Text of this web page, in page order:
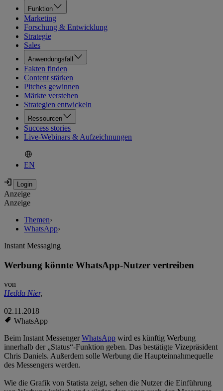
Funktion
Marketing
Forschung & Entwicklung
Strategie
Sales
Anwendungsfall
Fakten finden
Content stärken
Pitches gewinnen
Märkte verstehen
Strategien entwickeln
Ressourcen
Success stories
Live-Webinars & Aufzeichnungen
EN
Anzeige
Anzeige
Themen›
WhatsApp›
Instant Messaging
Werbung könnte WhatsApp-Nutzer vertreiben
von
Hedda Nier,
02.11.2018
WhatsApp
Beim Instant MessengerWhatsApp wird es künftig Werbung
innerhalb der „Status“-Funktion geben. Das bestätigte Vizepräsident
Chris Daniels. Außerdem solle Werbung die Haupteinnahmequelle
des Messengers werden.
Wie die Grafik von Statista zeigt, sehen die Nutzer die Einführung